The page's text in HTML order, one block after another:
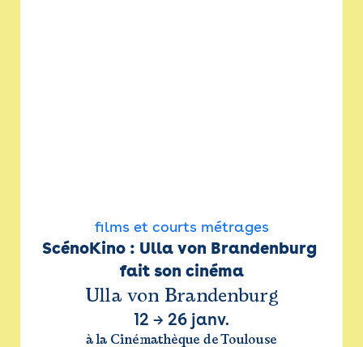
films et courts métrages
ScénoKino : Ulla von Brandenburg
fait son cinéma
Ulla von Brandenburg
12 → 26 janv.
à la Cinémathèque de Toulouse